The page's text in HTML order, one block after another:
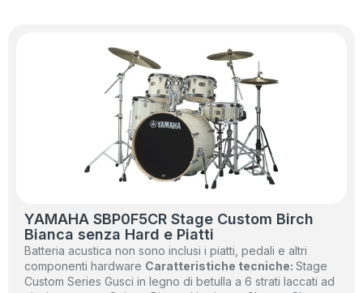
YAMAHA SBP0F5CR Stage Custom Birch
Bianca senza Hard e Piatti
Batteria acustica non sono inclusi i piatti, pedali e altri
componenti hardware Caratteristiche tecniche: Stage
Custom Series Gusci in legno di betulla a 6 strati laccati ad